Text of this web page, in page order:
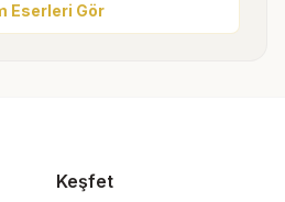
Eserleri Gör
Keşfet